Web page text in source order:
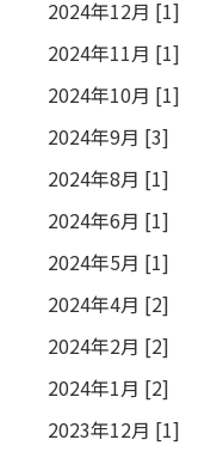
2024年12月 [1]
2024年11月 [1]
2024年10月 [1]
2024年9月 [3]
2024年8月 [1]
2024年6月 [1]
2024年5月 [1]
2024年4月 [2]
2024年2月 [2]
2024年1月 [2]
2023年12月 [1]